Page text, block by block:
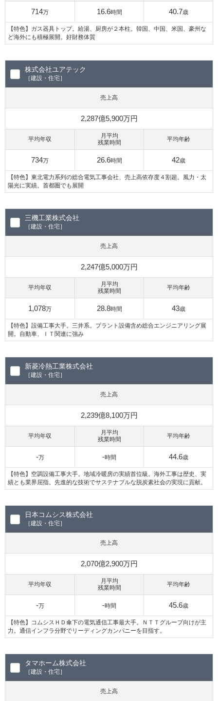
714万 16.6時間 40.7歳
【特色】ガス器具トップ。給湯、厨房が２本柱。韓国、中国、米国、豪州な
ど海外にも積極展開。好財務体質
株式会社ユアテック
［建設・住宅］
売上高
2,287億5,900万円
平均年収
734万
月平均
残業時間
26.6時間
平均年齢
42歳
【特色】東北電力系列の総合電気工事会社、売上高依存度４割超。風力・太
陽光に実績。首都圏でも展開
三機工業株式会社
［建設・住宅］
売上高
2,247億5,000万円
平均年収
1,078万
月平均
残業時間
28.8時間
平均年齢
43歳
【特色】設備工事大手。三井系。プラント設備含め総合エンジニアリング展
開。自動車、ＩＴ関連に強み
新菱冷熱工業株式会社
［建設・住宅］
売上高
2,239億8,100万円
平均年収
-万
月平均
残業時間
-時間
平均年齢
44.6歳
【特色】空調設備工事大手。地域冷暖房の実績首位級。海外工事は歴史、実
績とも業界屈指。先進的な技術でサステナブルな脱炭素社会の実現に貢献。
日本コムシス株式会社
［建設・住宅］
売上高
2,070億2,900万円
平均年収
-万
月平均
残業時間
-時間
平均年齢
45.6歳
【特色】コムシスＨＤ傘下の電気通信工事最大手。ＮＴＴグループ向けが主
力。通信インフラ分野でリーディングカンパニーを目指す。
タマホーム株式会社
［建設・住宅］
売上高